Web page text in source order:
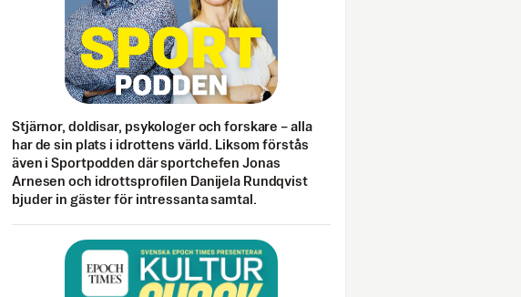
Stjärnor, doldisar, psykologer och forskare – alla
har de sin plats i idrottens värld. Liksom förstås
även i Sportpodden där sportchefen Jonas
Arnesen och idrottsprofilen Danijela Rundqvist
bjuder in gäster för intressanta samtal.